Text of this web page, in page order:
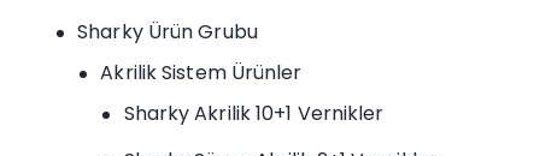
Sharky Ürün Grubu
Akrilik Sistem Ürünler
Sharky Akrilik 10+1 Vernikler